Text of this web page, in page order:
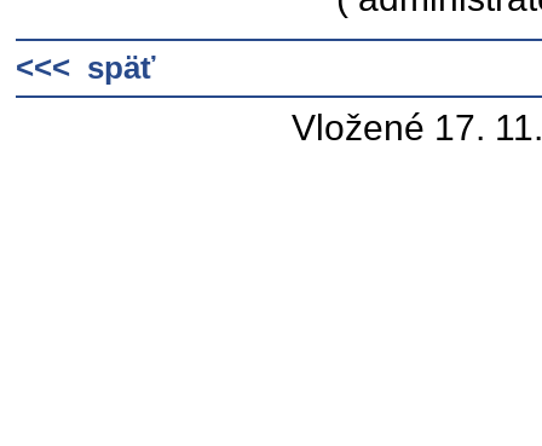
<<< späť
Vložené 17.